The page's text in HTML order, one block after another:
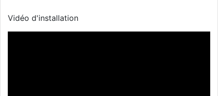
Vidéo d'installation